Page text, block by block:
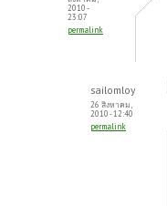
2010 -
23:07
permalink
sailomloy
26 สิงหาคม,
2010 - 12:40
permalink